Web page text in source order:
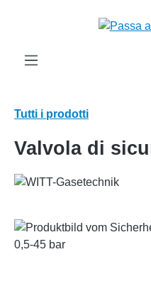
Tutti i prodotti
Valvola di
Salta la galleria di